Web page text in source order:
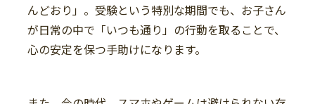
んどおり」。受験という特別な期間でも、お子さん
が日常の中で「いつも通り」の行動を取ることで、
心の安定を保つ手助けになります。